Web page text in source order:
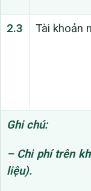
2.3 Tài khoản
Ghi chú:
– Chi phí trên
liệu).